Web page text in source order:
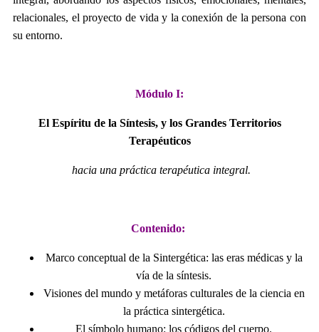
relacionales, el proyecto de vida y la conexión de la persona con
su entorno.
Módulo I:
El Espíritu de la Síntesis, y los Grandes Territorios
Terapéuticos
hacia una práctica terapéutica integral.
Contenido:
Marco conceptual de la Sintergética: las eras médicas y la
vía de la síntesis.
Visiones del mundo y metáforas culturales de la ciencia en
la práctica sintergética.
El símbolo humano: los códigos del cuerpo.